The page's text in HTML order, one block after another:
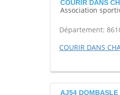
COURIR DANS
Association
Département:
COURIR DANS
AJ54 DOMBASLE